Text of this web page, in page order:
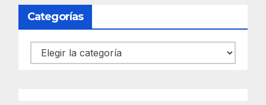
Categorías
Categorías